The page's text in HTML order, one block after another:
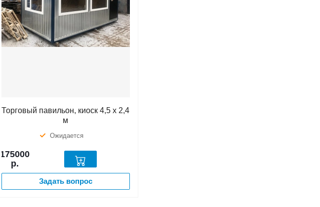
Торговый павильон, киоск 4,5 х 2,4
м
Ожидается
175000
р.
Задать вопрос